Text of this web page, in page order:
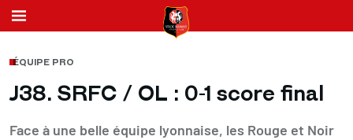
ÉQUIPE PRO
J38. SRFC / OL : 0-1 score final
Face à une belle équipe lyonnaise, les Rouge et Noir